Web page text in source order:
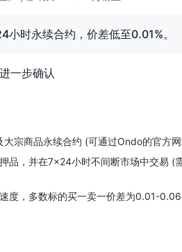
时永续合约，价差低至0.01%。
一步确认
宗商品永续合约 (可通过Ondo的官方
品，并在7×24小时不间断市场中交易
度，多数标的买一卖一价差为0.01-